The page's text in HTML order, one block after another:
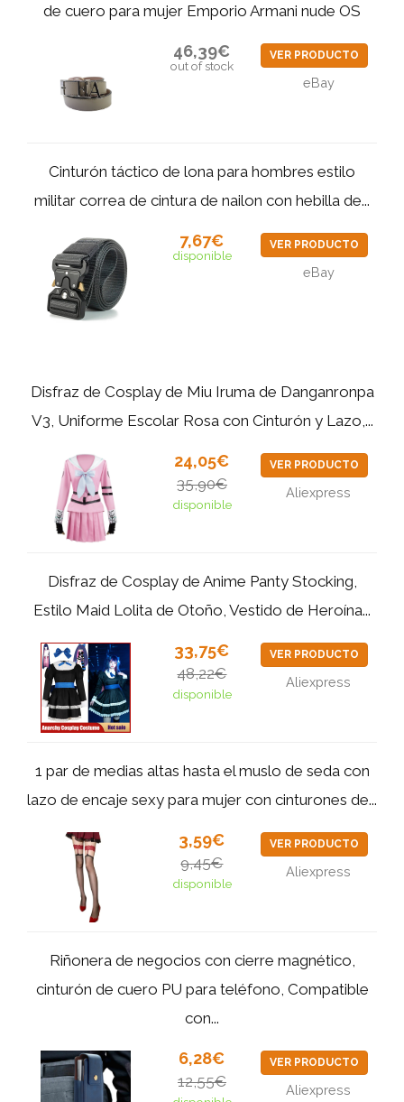
de cuero para mujer Emporio Armani nude OS
46,39€
out of stock
VER PRODUCTO
eBay
Cinturón táctico de lona para hombres estilo
militar correa de cintura de nailon con hebilla de...
7,67€
disponible
VER PRODUCTO
eBay
Disfraz de Cosplay de Miu Iruma de Danganronpa
V3, Uniforme Escolar Rosa con Cinturón y Lazo,...
24,05€
35,90€
disponible
VER PRODUCTO
Aliexpress
Disfraz de Cosplay de Anime Panty Stocking,
Estilo Maid Lolita de Otoño, Vestido de Heroína...
33,75€
48,22€
disponible
VER PRODUCTO
Aliexpress
1 par de medias altas hasta el muslo de seda con
lazo de encaje sexy para mujer con cinturones de...
3,59€
9,45€
disponible
VER PRODUCTO
Aliexpress
Riñonera de negocios con cierre magnético,
cinturón de cuero PU para teléfono, Compatible
con...
6,28€
12,55€
VER PRODUCTO
Aliexpress